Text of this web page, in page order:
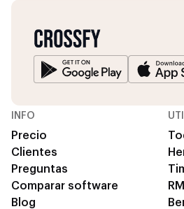
INFO
Precio
Clientes
Preguntas
Comparar software
Blog